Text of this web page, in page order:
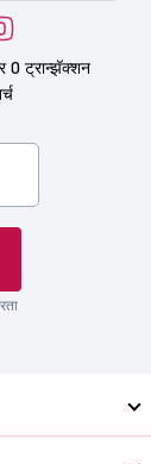
0 ट्रान्झॅक्शन